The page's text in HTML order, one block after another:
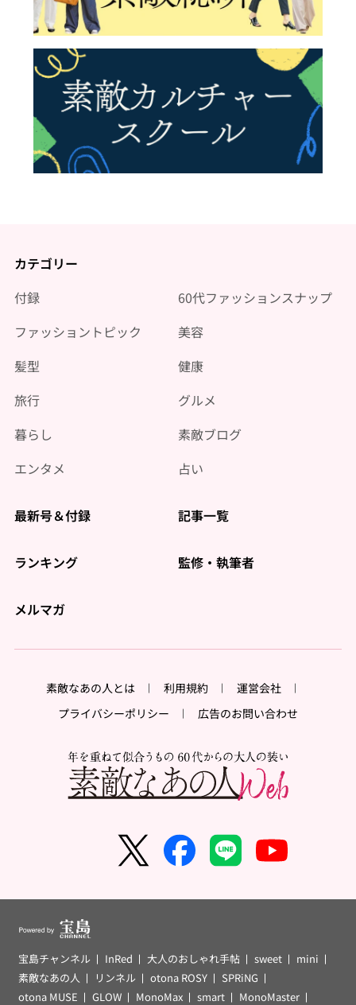
カテゴリー
付録
60代ファッションスナップ
ファッショントピック
美容
髪型
健康
旅行
グルメ
暮らし
素敵ブログ
エンタメ
占い
最新号＆付録 記事一覧
ランキング 監修・執筆者
メルマガ
素敵なあの人とは 利用規約
運営会社
プライバシーポリシー
広告のお問い合わせ
宝島チャンネル InRed 大人のおしゃれ手帖 sweet
mini
素敵なあの人
リンネル otona ROSY
SPRiNG
otona MUSE
GLOW MonoMax smart MonoMaster